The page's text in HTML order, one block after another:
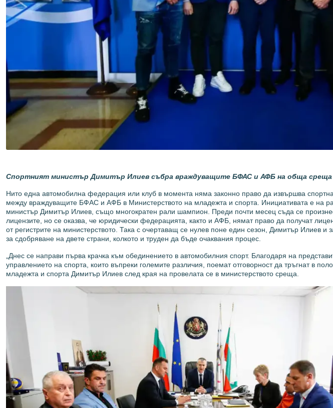
Спортният министър Димитър Илиев събра враждуващите БФАС и АФБ на обща среща
Нито една автомобилна федерация или клуб в момента няма законно право да извършва
между враждуващите БФАС и АФБ в Министерството на младежта и спорта. Инициативата е на
министър Димитър Илиев, също многократен рали шампион. Преди почти месец съда се
лицензите, но се оказва, че юридически федерацията, както и АФБ, нямат право да получат
от регистрите на министерството. Така с очертаващ се нулев поне един сезон, Димитър Илиев
за сдобряване на двете страни, колкото и труден да бъде очаквания процес.
„Днес се направи първа крачка към обединението в автомобилния спорт. Благодаря на
управлението на спорта, които въпреки големите различия, поемат отговорност да тръгнат в
младежта и спорта Димитър Илиев след края на провелата се в министерството среща.